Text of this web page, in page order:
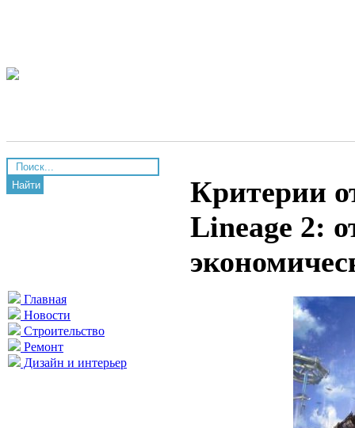
Найти
Главная
Новости
Строительство
Ремонт
Дизайн и интерьер
Критерии
Lineage 2: